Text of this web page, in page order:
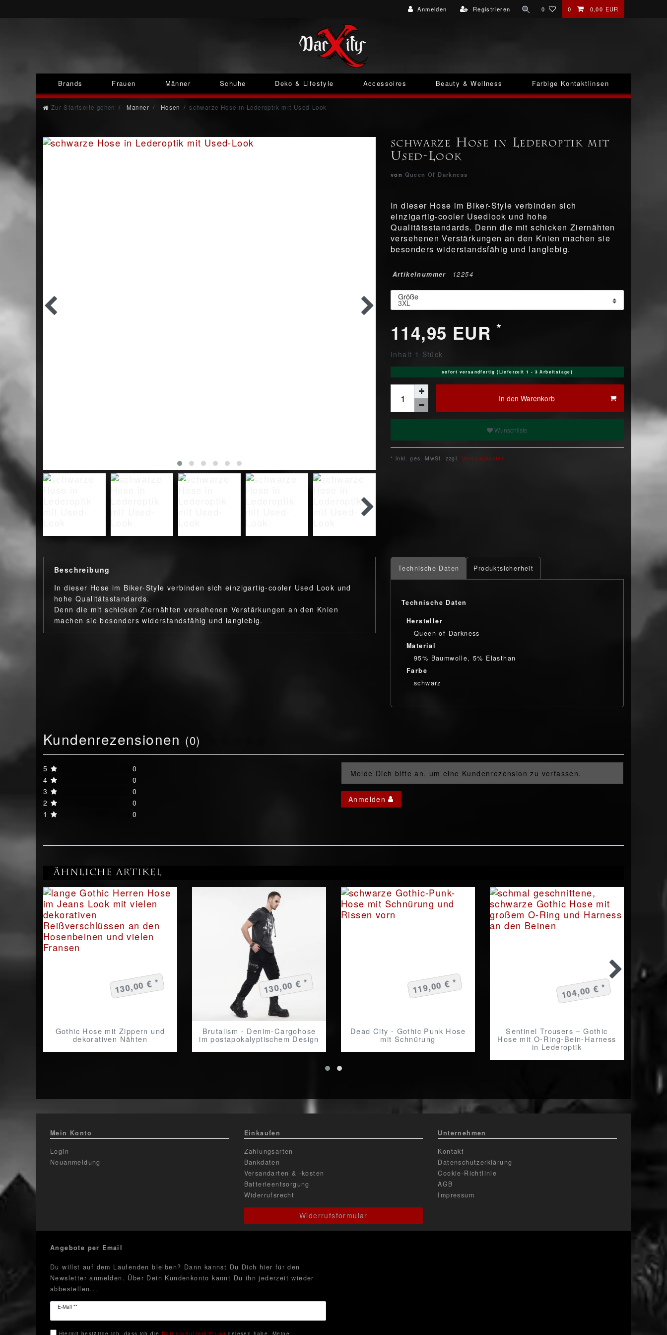
Anmelden Registrieren 0 0 0,00 EUR
Brands Frauen Männer Schuhe Deko & Lifestyle Accessoires Beauty & Wellness Farbige Kontaktlinsen
Zur Startseite gehen Männer Hosen schwarze Hose in Lederoptik mit Used-Look
schwarze Hose in Lederoptik mit
Used-Look
von Queen Of Darkness
In dieser Hose im Biker-Style verbinden sich
einzigartig-cooler Usedlook und hohe
Qualitätsstandards. Denn die mit schicken Ziernähten
versehenen Verstärkungen an den Knien machen sie
besonders widerstandsfähig und langlebig.
Artikelnummer 12254
Größe
114,95 EUR*
Inhalt 1 Stück
sofort versandfertig (Lieferzeit 1 - 3 Arbeitstage)
In den Warenkorb
Wunschliste
* inkl. ges. MwSt. zzgl. Versandkosten
Beschreibung
In dieser Hose im Biker-Style verbinden sich einzigartig-cooler Used Look und
hohe Qualitätsstandards.
Denn die mit schicken Ziernähten versehenen Verstärkungen an den Knien
machen sie besonders widerstandsfähig und langlebig.
Technische Daten Produktsicherheit
Technische Daten
Hersteller
Queen of Darkness
Material
95% Baumwolle, 5% Elasthan
Farbe
schwarz
Kundenrezensionen (0)
5
0
4
0
3
0
2
0
1
0
Melde Dich bitte an, um eine Kundenrezension zu verfassen.
Anmelden
Ähnliche Artikel
Gothic Hose mit Zippern und
dekorativen Nähten
130,00 € *
Brutalism - Denim-Cargohose
im postapokalyptischem Design
130,00 € *
Dead City - Gothic Punk Hose
mit Schnürung
119,00 € *
Sentinel Trousers – Gothic
Hose mit O-Ring-Bein-Harness
in Lederoptik
104,00 € *
Mein Konto
Login
Neuanmeldung
Einkaufen
Zahlungsarten
Bankdaten
Versandarten & -kosten
Batterieentsorgung
Widerrufsrecht
Widerrufsformular
Unternehmen
Kontakt
Datenschutzerklärung
Cookie-Richtlinie
AGB
Impressum
Angebote per Email
Du willst auf dem Laufenden bleiben? Dann kannst Du Dich hier für den
Newsletter anmelden. Über Dein Kundenkonto kannt Du ihn jederzeit wieder
abbestellen...
E-Mail **
Newsletter
Hiermit bestätige ich, dass ich die Daten­schutz­erklärung gelesen habe. Meine